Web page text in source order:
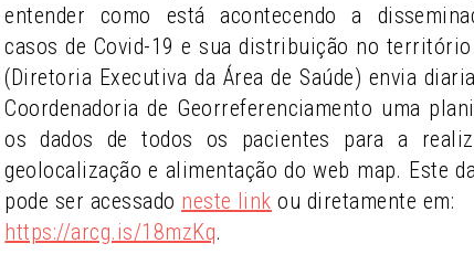
entender como está acontecendo a
casos de Covid-19 e sua distribuição no território.
(Diretoria Executiva da Área de Saúde) envia
Coordenadoria de Georreferenciamento uma
os dados de todos os pacientes para a
geolocalização e alimentação do web map. Este
pode ser acessado neste link ou diretamente em:
https://arcg.is/18mzKq.